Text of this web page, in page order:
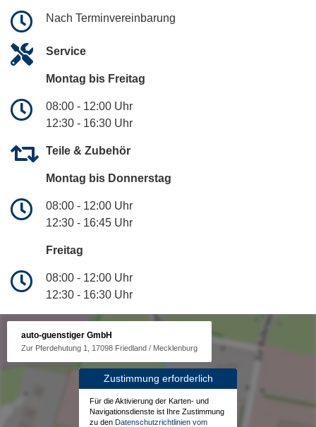
Nach Terminvereinbarung
Service
Montag bis Freitag
08:00 - 12:00 Uhr
12:30 - 16:30 Uhr
Teile & Zubehör
Montag bis Donnerstag
08:00 - 12:00 Uhr
12:30 - 16:45 Uhr
Freitag
08:00 - 12:00 Uhr
12:30 - 16:30 Uhr
auto-guenstiger GmbH
Zur Pferdehutung 1, 17098 Friedland / Mecklenburg
Zustimmung erforderlich
Für die Aktivierung der Karten- und
Navigationsdienste ist Ihre Zustimmung
zu den Datenschutzrichtlinien vom